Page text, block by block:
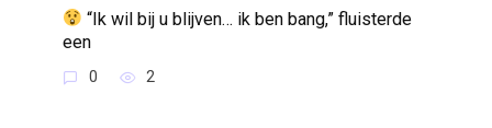
“Ik wil bij u blijven… ik ben bang,” fluisterde
een
0 2